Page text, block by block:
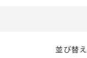
並び替え